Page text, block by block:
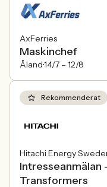
AxFerries
Maskinchef
Åland14/7 – 12/8
Rekommenderat
Hitachi Energy
Intresseanmälan
Transformers